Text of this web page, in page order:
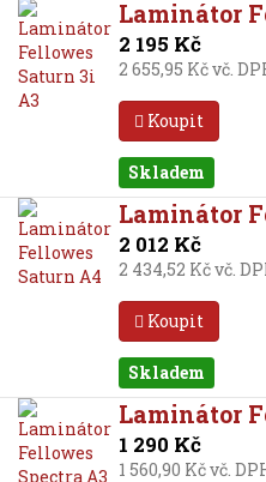
Laminátor
2 195 Kč
2 655,95 Kč vč.
Koupit
Skladem
Laminátor
2 012 Kč
2 434,52 Kč vč.
Koupit
Skladem
Laminátor
1 290 Kč
1 560,90 Kč vč.